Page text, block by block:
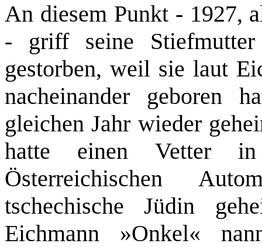
An diesem Punkt ‑ 1927,
‑ griff seine
gestorben, weil sie laut
nacheinander geboren
gleichen Jahr wieder
hatte einen Vetter
Österreichischen
tschechische Jüdin
Eichmann »Onkel«